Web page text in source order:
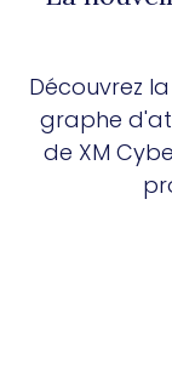
Découvrez
graphe
de XM